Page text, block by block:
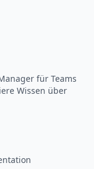
für Teams
Wissen über